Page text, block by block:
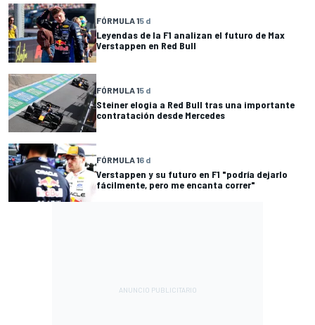
FÓRMULA 15 d
Leyendas de la F1 analizan el futuro de Max
Verstappen en Red Bull
FÓRMULA 15 d
Steiner elogia a Red Bull tras una importante
contratación desde Mercedes
FÓRMULA 16 d
Verstappen y su futuro en F1 "podría dejarlo
fácilmente, pero me encanta correr"